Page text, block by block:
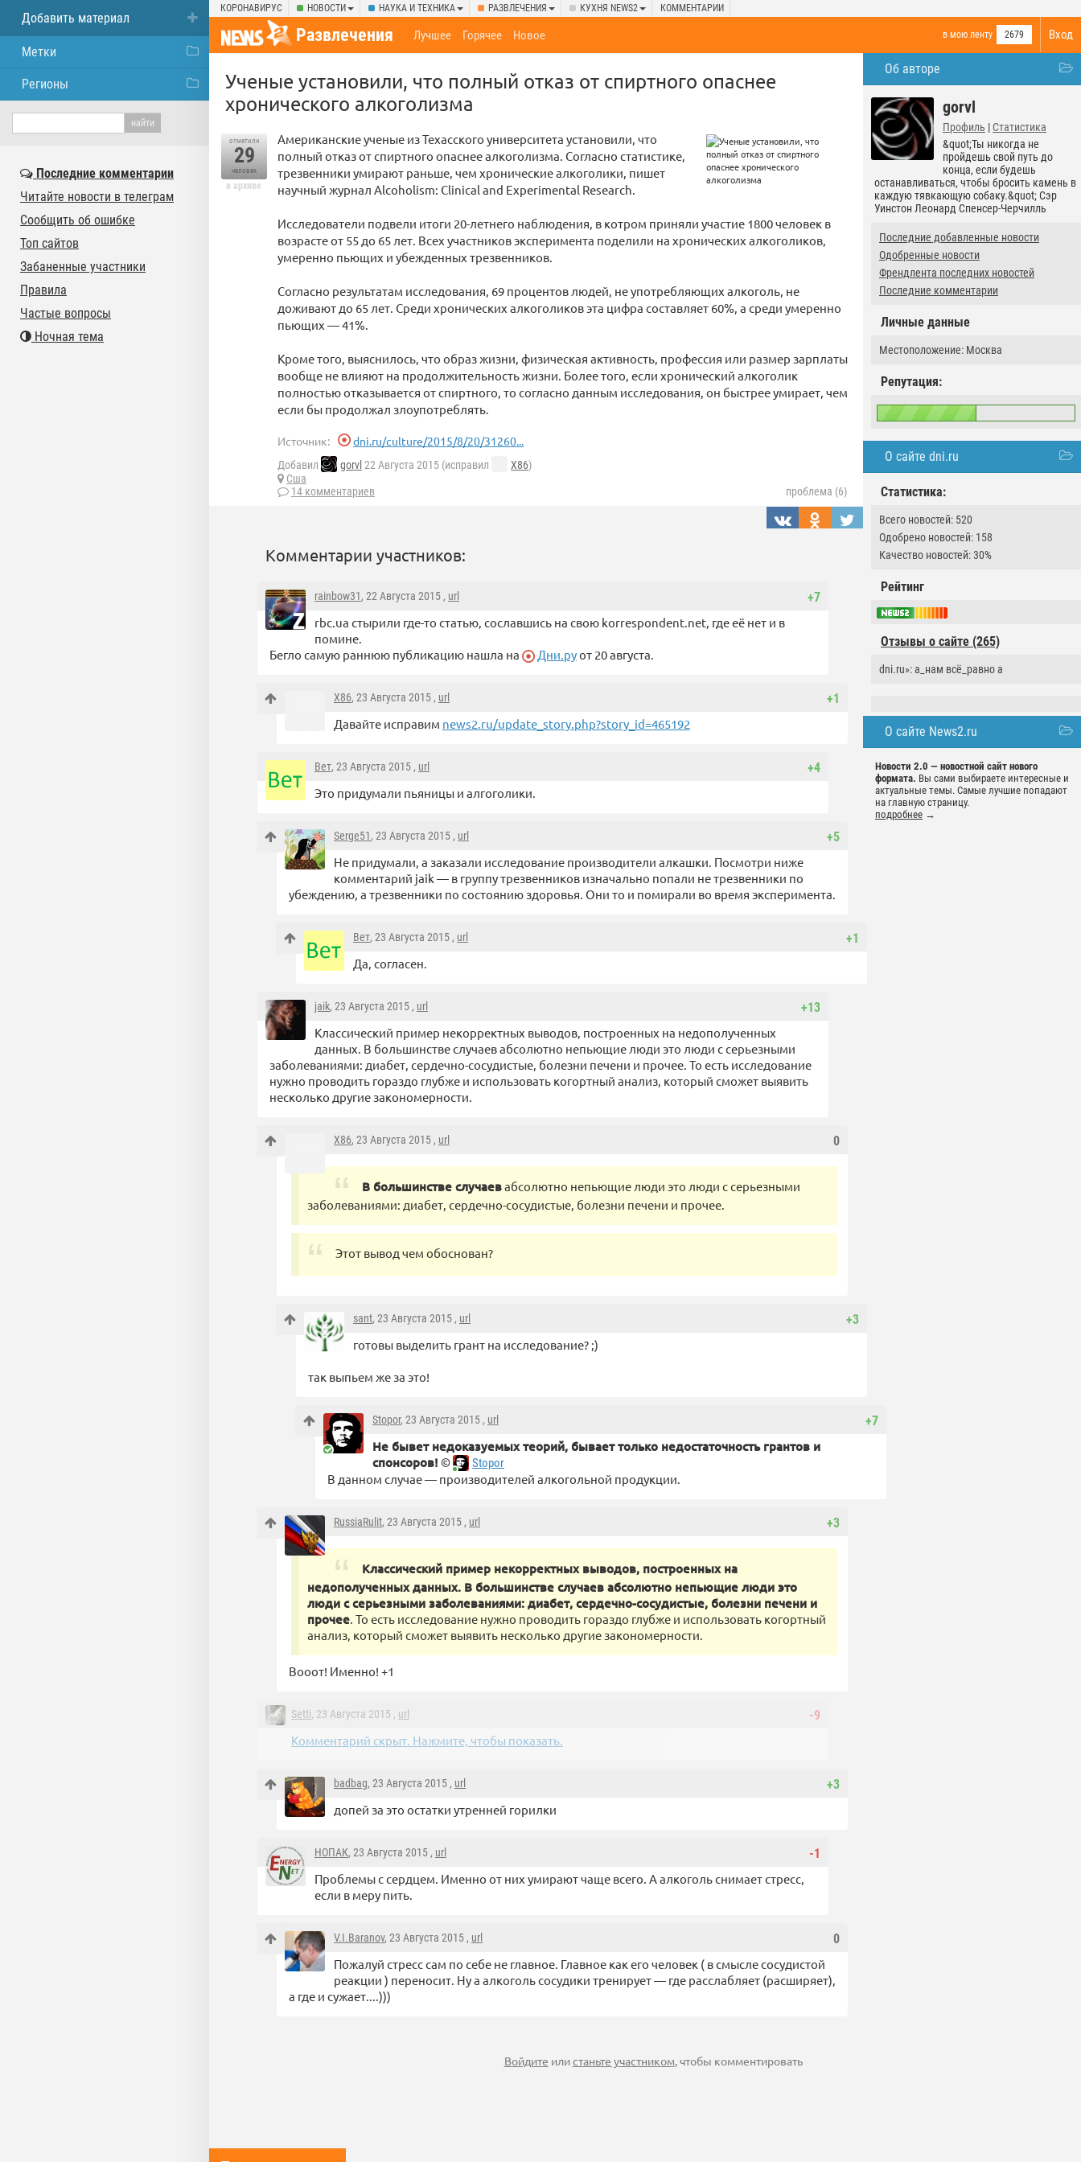
КОРОНАВИРУС НОВОСТИ НАУКА И ТЕХНИКА РАЗВЛЕЧЕНИЯ КУХНЯ NEWS2 КОММЕНТАРИИ
Вход
Развлечения в мою ленту 2679
Лучшее Горячее Новое
Об авторе
gorvl
Профиль | Статистика
&quot;Ты никогда не
пройдешь свой путь до
конца, если будешь
останавливаться, чтобы бросить камень в
каждую тявкающую собаку.&quot; Сэр
Уинстон Леонард Спенсер-Черчилль
Последние добавленные новости
Одобренные новости
Френдлента последних новостей
Последние комментарии
Личные данные
Местоположение: Москва
Репутация:
О сайте dni.ru
Статистика:
Всего новостей: 520
Одобрено новостей: 158
Качество новостей: 30%
Рейтинг
Отзывы о сайте (265)
dni.ru»: а_нам всё_равно а
О сайте News2.ru
Новости 2.0 — новостной сайт нового
формата. Вы сами выбираете интересные и
актуальные темы. Самые лучшие попадают
на главную страницу.
подробнее →
Ученые установили, что полный отказ от спиртного опаснее
хронического алкоголизма
отметили
29
человек
в архиве
Американские ученые из Техасского университета установили, что
полный отказ от спиртного опаснее алкоголизма. Согласно статистике,
трезвенники умирают раньше, чем хронические алкоголики, пишет
научный журнал Alcoholism: Clinical and Experimental Research.
Исследователи подвели итоги 20-летнего наблюдения, в котром приняли участие 1800 человек в
возрасте от 55 до 65 лет. Всех участников эксперимента поделили на хронических алкоголиков,
умеренно пьющих и убежденных трезвенников.
Согласно результатам исследования, 69 процентов людей, не употребляющих алкоголь, не
доживают до 65 лет. Среди хронических алкоголиков эта цифра составляет 60%, а среди умеренно
пьющих — 41%.
Кроме того, выяснилось, что образ жизни, физическая активность, профессия или размер зарплаты
вообще не влияют на продолжительность жизни. Более того, если хронический алкоголик
полностью отказывается от спиртного, то согласно данным исследования, он быстрее умирает, чем
если бы продолжал злоупотреблять.
Источник: dni.ru/culture/2015/8/20/31260...
Добавил gorvl 22 Августа 2015 (исправил X86)
Сша
14 комментариев
проблема (6)
Комментарии участников:
+7
rainbow31, 22 Августа 2015 , url
rbc.ua стырили где-то статью, сославшись на свою korrespondent.net, где её нет и в
помине.
Бегло самую раннюю публикацию нашла на
Дни.руот 20 августа.
+1
X86, 23 Августа 2015 , url
Давайте исправим news2.ru/update_story.php?story_id=465192
+4
Вет, 23 Августа 2015 , url
Это придумали пьяницы и алгоголики.
+5
Serge51, 23 Августа 2015 , url
Не придумали, а заказали исследование производители алкашки. Посмотри ниже
комментарий jaik — в группу трезвенников изначально попали не трезвенники по
убеждению, а трезвенники по состоянию здоровья. Они то и помирали во время эксперимента.
+1
Вет, 23 Августа 2015 , url
Да, согласен.
+13
jaik, 23 Августа 2015 , url
Классический пример некорректных выводов, построенных на недополученных
данных. В большинстве случаев абсолютно непьющие люди это люди с серьезными
заболеваниями: диабет, сердечно-сосудистые, болезни печени и прочее. То есть исследование
нужно проводить гораздо глубже и использовать когортный анализ, который сможет выявить
несколько другие закономерности.
0
X86, 23 Августа 2015 , url
В большинстве случаевабсолютно непьющие люди это люди с серьезными
заболеваниями: диабет, сердечно-сосудистые, болезни печени и прочее.
Этот вывод чем обоснован?
+3
sant, 23 Августа 2015 , url
готовы выделить грант на исследование? ;)
так выпьем же за это!
+7
Stopor, 23 Августа 2015 , url
Не бывет недоказуемых теорий, бывает только недостаточность грантов и
спонсоров! © Stopor
В данном случае — производителей алкогольной продукции.
+3
RussiaRulit, 23 Августа 2015 , url
Классический пример некорректных выводов, построенных на
недополученных данных. В большинстве случаев абсолютно непьющие люди это
люди с серьезными заболеваниями: диабет, сердечно-сосудистые, болезни печени и
прочее. То есть исследование нужно проводить гораздо глубже и использовать когортный
анализ, который сможет выявить несколько другие закономерности.
Вооот! Именно! +1
-9
Setti, 23 Августа 2015 , url
Комментарий скрыт. Нажмите, чтобы показать.
+3
badbag, 23 Августа 2015 , url
допей за это остатки утренней горилки
-1
НОПАК, 23 Августа 2015 , url
Проблемы с сердцем. Именно от них умирают чаще всего. А алкоголь снимает стресс,
если в меру пить.
0
V.I.Baranov, 23 Августа 2015 , url
Пожалуй стресс сам по себе не главное. Главное как его человек ( в смысле сосудистой
реакции ) переносит. Ну а алкоголь сосудики тренирует — где расслабляет (расширяет),
а где и сужает....)))
Войдите илистаньте участником, чтобы комментировать
Добавить материал
Метки
Регионы
Последние комментарии
Читайте новости в телеграм
Сообщить об ошибке
Топ сайтов
Забаненные участники
Правила
Частые вопросы
Ночная тема